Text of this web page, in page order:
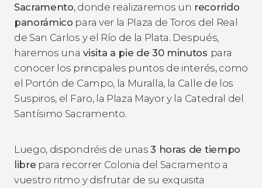
Sacramento, donde realizaremos un recorrido
panorámico para ver la Plaza de Toros del Real
de San Carlos y el Río de la Plata. Después,
haremos una visita a pie de 30 minutos para
conocer los principales puntos de interés, como
el Portón de Campo, la Muralla, la Calle de los
Suspiros, el Faro, la Plaza Mayor y la Catedral del
Santísimo Sacramento.
Luego, dispondréis de unas3 horas de tiempo
libre para recorrer Colonia del Sacramento a
vuestro ritmo y disfrutar de su exquisita